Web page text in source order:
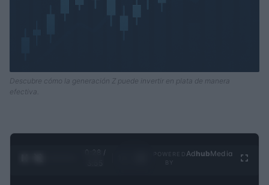
Descubre cómo la generación Z puede invertir en plata de manera
efectiva.
0:28 /
Ad hubMedia